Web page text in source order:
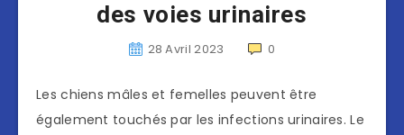
des voies urinaires
28 Avril 2023 0
Les chiens mâles et femelles peuvent être
également touchés par les infections urinaires. Le